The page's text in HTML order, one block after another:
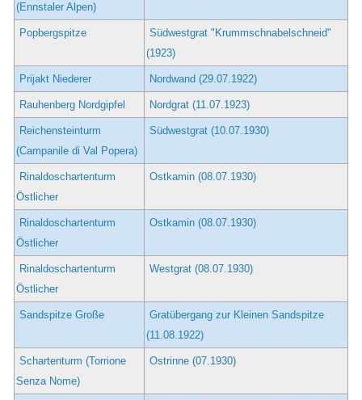
(Ennstaler Alpen)
Popbergspitze
Südwestgrat "Krummschnabelschneid"
(1923)
Prijakt Niederer Nordwand (29.07.1922)
Rauhenberg Nordgipfel Nordgrat (11.07.1923)
Reichensteinturm
(Campanile di Val Popera)
Südwestgrat (10.07.1930)
Rinaldoschartenturm
Östlicher
Ostkamin (08.07.1930)
Rinaldoschartenturm
Östlicher
Ostkamin (08.07.1930)
Rinaldoschartenturm
Östlicher
Westgrat (08.07.1930)
Sandspitze Große
Gratübergang zur Kleinen Sandspitze
(11.08.1922)
Schartenturm (Torrione
Senza Nome)
Ostrinne (07.1930)